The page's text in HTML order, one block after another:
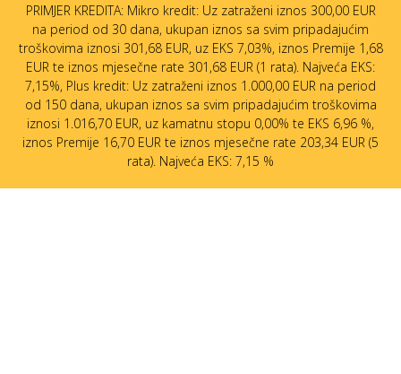
PRIMJER KREDITA: Mikro kredit: Uz zatraženi iznos 300,00 EUR
na period od 30 dana, ukupan iznos sa svim pripadajućim
troškovima iznosi 301,68 EUR, uz EKS 7,03%, iznos Premije 1,68
EUR te iznos mjesečne rate 301,68 EUR (1 rata). Najveća EKS:
7,15%, Plus kredit: Uz zatraženi iznos 1.000,00 EUR na period
od 150 dana, ukupan iznos sa svim pripadajućim troškovima
iznosi 1.016,70 EUR, uz kamatnu stopu 0,00% te EKS 6,96 %,
iznos Premije 16,70 EUR te iznos mjesečne rate 203,34 EUR (5
rata). Najveća EKS: 7,15 %